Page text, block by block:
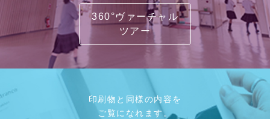
360°ヴァーチャル
ツアー
印刷物と同様の内容を
ご覧になれます。